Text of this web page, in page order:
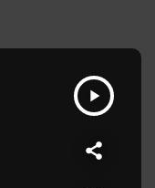
play_arrow